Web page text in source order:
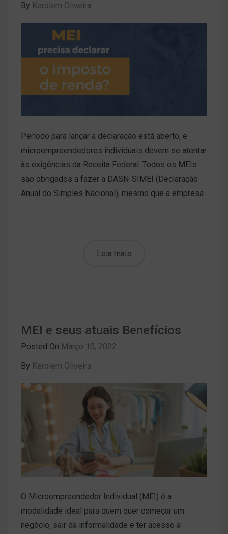
By Kerolem Oliveira
Período para lançar a declaração está aberto, e
microempreendedores individuais devem se atentar
às exigências da Receita Federal. Todos os MEIs
são obrigados a fazer a DASN-SIMEI (Declaração
Anual do Simples Nacional), mesmo que a empresa
...
Leia mais
MEI e seus atuais Benefícios
Posted On Março 10, 2022
By Kerolem Oliveira
O Microempreendedor Individual (MEI) é a
modalidade ideal para quem quer começar um
negócio, sair da informalidade e ter acesso a